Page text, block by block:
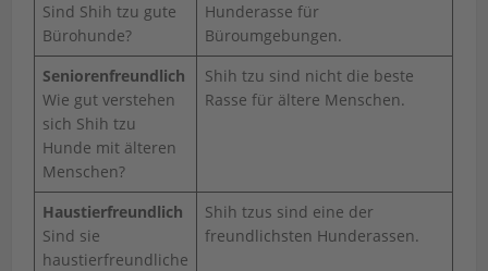
Sind Shih tzu gute
Bürohunde?
Hunderasse für
Büroumgebungen.
Seniorenfreundlich
Wie gut verstehen
sich Shih tzu
Hunde mit älteren
Menschen?
Shih tzu sind nicht die beste
Rasse für ältere Menschen.
Haustierfreundlich
Sind sie
haustierfreundliche
Shih tzus sind eine der
freundlichsten Hunderassen.